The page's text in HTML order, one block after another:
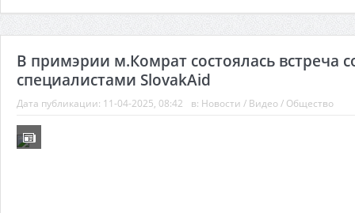
В примэрии м.Комрат состоялась встреча
специалистами SlovakAid
Дата публикации: 11-04-2025, 08:42 в: Новости / Видео/ Общество